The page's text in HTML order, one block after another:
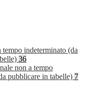
tempo indeterminato (da
36
non a tempo
pubblicare in tabelle) 7